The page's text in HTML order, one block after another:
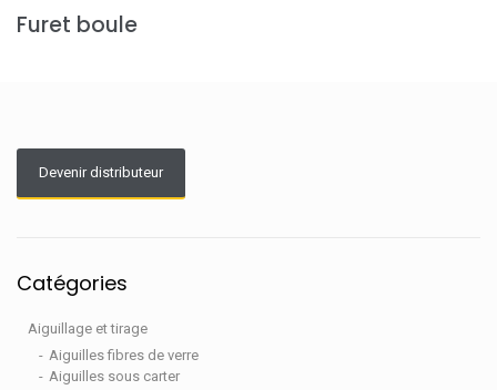
Furet boule
Devenir distributeur
Catégories
Aiguillage et tirage
Aiguilles fibres de verre
Aiguilles sous carter